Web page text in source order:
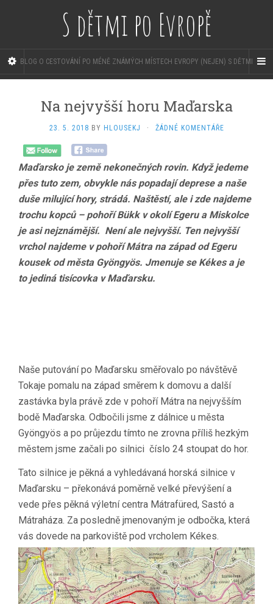
S dětmi po Evropě
BLOG O CESTOVÁNÍ PO MÉNĚ ZNÁMÝCH MÍSTECH EVROPY (NEJEN) S DĚTMI
Na nejvyšší horu Maďarska
23. 5. 2018 BY HLOUSEKJ · ŽÁDNÉ KOMENTÁŘE
Maďarsko je země nekonečných rovin. Když jedeme
přes tuto zem, obvykle nás popadají deprese a naše
duše milující hory, strádá. Naštěstí, ale i zde najdeme
trochu kopců – pohoří Bükk v okolí Egeru a Miskolce
je asi nejznámější. Není ale nejvyšší. Ten nejvyšší
vrchol najdeme v pohoří Mátra na západ od Egeru
kousek od města Gyöngyös. Jmenuje se Kékes a je
to jediná tisícovka v Maďarsku.
Naše putování po Maďarsku směřovalo po návštěvě
Tokaje pomalu na západ směrem k domovu a další
zastávka byla právě zde v pohoří Mátra na nejvyšším
bodě Maďarska. Odbočili jsme z dálnice u města
Gyöngyös a po průjezdu tímto ne zrovna příliš hezkým
městem jsme začali po silnici číslo 24 stoupat do hor.
Tato silnice je pěkná a vyhledávaná horská silnice v
Maďarsku – překonává poměrně velké převýšení a
vede přes pěkná výletní centra Mátrafüred, Sastó a
Mátraháza. Za posledně jmenovaným je odbočka, která
vás dovede na parkoviště pod vrcholem Kékes.